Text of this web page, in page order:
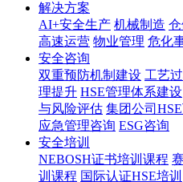
解决方案
AI+安全生产 机械制造
高速运营 物业管理 危化
安全咨询
双重预防机制建设 工艺
理提升 HSE管理体系建设
与风险评估 集团公司
应急管理咨询 ESG咨询
安全培训
NEBOSH证书培训课程
训课程 国际认证HSE培训